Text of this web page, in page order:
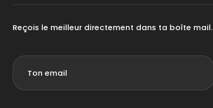
Reçois le meilleur directement dans ta boîte mail.